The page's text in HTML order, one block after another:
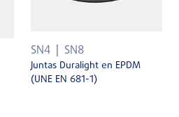
SN4 SN8
Juntas Duralight en EPDM
(UNE EN 681-1)